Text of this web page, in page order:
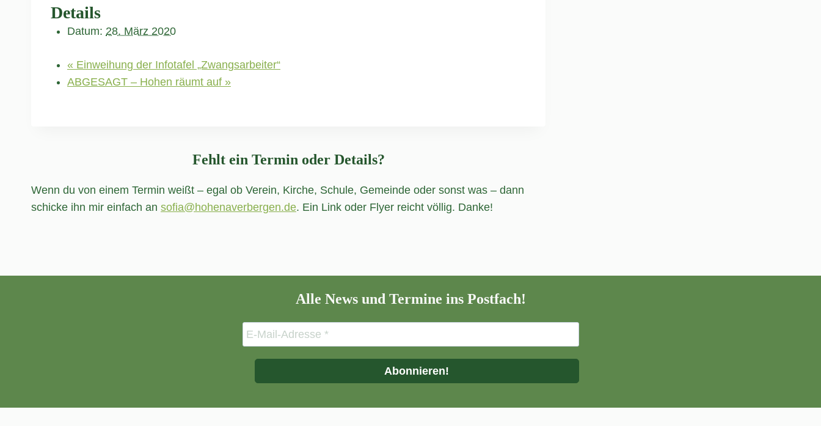
Details
Datum: 28. März 2020
« Einweihung der Infotafel „Zwangsarbeiter“
ABGESAGT – Hohen räumt auf »
Fehlt ein Termin oder Details?
Wenn du von einem Termin weißt – egal ob Verein, Kirche, Schule, Gemeinde oder sonst was – dann
schicke ihn mir einfach an sofia@hohenaverbergen.de. Ein Link oder Flyer reicht völlig. Danke!
Alle News und Termine ins Postfach!